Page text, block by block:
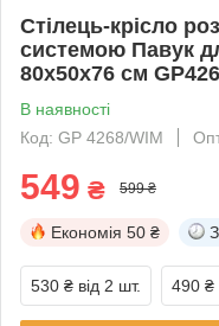
Стілець-крісло
системою Павук
80х50х76 см
В наявності
Код: GP 4268/WIM
549 ₴ 599 ₴
Економія 50 ₴
530 ₴ від 2 шт. 490 ₴